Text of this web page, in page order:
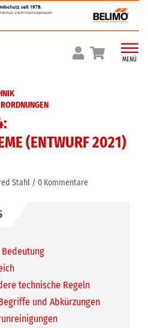
MENÜ
(ENTWURF 2021)
Stahl 0 Kommentare
Bedeutung
technische Regeln
und Abkürzungen